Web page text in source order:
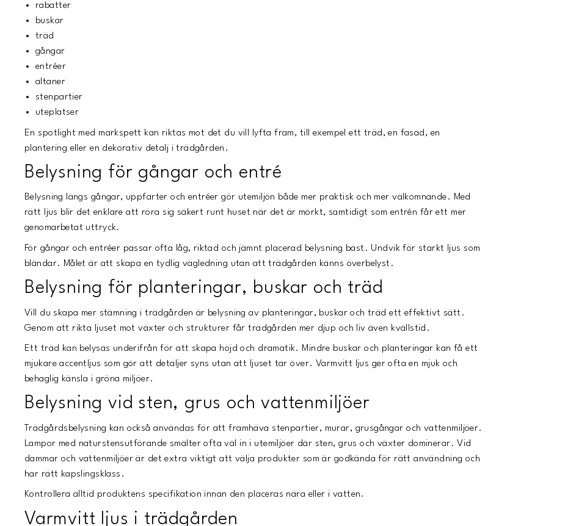
rabatter
buskar
träd
gångar
entréer
altaner
stenpartier
uteplatser
En spotlight med markspett kan riktas mot det du vill lyfta fram, till exempel ett träd, en fasad, en
plantering eller en dekorativ detalj i trädgården.
Belysning för gångar och entré
Belysning längs gångar, uppfarter och entréer gör utemiljön både mer praktisk och mer välkomnande. Med
rätt ljus blir det enklare att röra sig säkert runt huset när det är mörkt, samtidigt som entrén får ett mer
genomarbetat uttryck.
För gångar och entréer passar ofta låg, riktad och jämnt placerad belysning bäst. Undvik för starkt ljus som
bländar. Målet är att skapa en tydlig vägledning utan att trädgården känns överbelyst.
Belysning för planteringar, buskar och träd
Vill du skapa mer stämning i trädgården är belysning av planteringar, buskar och träd ett effektivt sätt.
Genom att rikta ljuset mot växter och strukturer får trädgården mer djup och liv även kvällstid.
Ett träd kan belysas underifrån för att skapa höjd och dramatik. Mindre buskar och planteringar kan få ett
mjukare accentljus som gör att detaljer syns utan att ljuset tar över. Varmvitt ljus ger ofta en mjuk och
behaglig känsla i gröna miljöer.
Belysning vid sten, grus och vattenmiljöer
Trädgårdsbelysning kan också användas för att framhäva stenpartier, murar, grusgångar och vattenmiljöer.
Lampor med naturstensutförande smälter ofta väl in i utemiljöer där sten, grus och växter dominerar. Vid
dammar och vattenmiljöer är det extra viktigt att välja produkter som är godkända för rätt användning och
har rätt kapslingsklass.
Kontrollera alltid produktens specifikation innan den placeras nära eller i vatten.
Varmvitt ljus i trädgården